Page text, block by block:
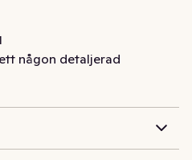
någon detaljerad